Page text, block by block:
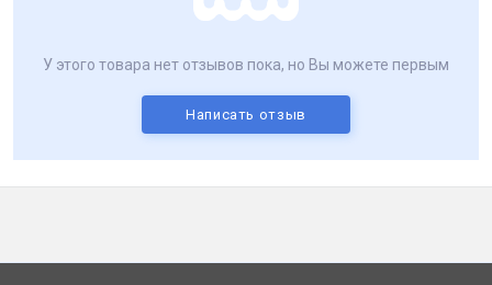
У этого товара нет отзывов пока, но Вы можете первым
Написать отзыв